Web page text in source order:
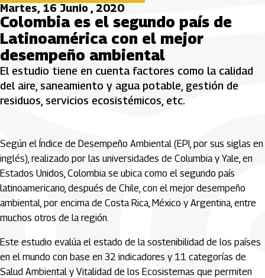
Martes, 16 Junio , 2020
Colombia es el segundo país de
Latinoamérica con el mejor
desempeño ambiental
El estudio tiene en cuenta factores como la calidad
del aire, saneamiento y agua potable, gestión de
residuos, servicios ecosistémicos, etc.
Según el Índice de Desempeño Ambiental (EPI, por sus siglas en
inglés), realizado por las universidades de Columbia y Yale, en
Estados Unidos, Colombia se ubica como el segundo país
latinoamericano, después de Chile, con el mejor desempeño
ambiental, por encima de Costa Rica, México y Argentina, entre
muchos otros de la región.
Este estudio evalúa el estado de la sostenibilidad de los países
en el mundo con base en 32 indicadores y 11 categorías de
Salud Ambiental y Vitalidad de los Ecosistemas que permiten